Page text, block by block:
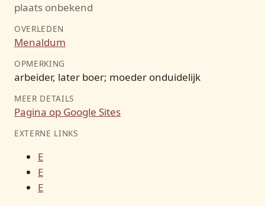
plaats onbekend
OVERLEDEN
Menaldum
OPMERKING
arbeider, later boer; moeder onduidelijk
MEER DETAILS
Pagina op Google Sites
EXTERNE LINKS
E
E
E